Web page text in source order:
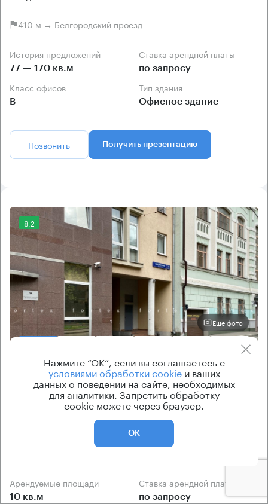
410 м → Белгородский проезд
История предложений
77 — 170 кв.м
Ставка арендной платы
по запросу
Класс офисов
B
Тип здания
Офисное здание
Позвонить Получить презентацию
8.2
Еще фото
Бизнес-центр
Подсосенский 5 с1
Москва, Подсосенский переулок, 5 с1
~8 мин
Арендуемые площади
10 кв.м
Ставка арендной платы
по запросу
Нажмите “ОК”, если вы соглашаетесь с
условиями обработки cookieи ваших
данных о поведении на сайте, необходимых
для аналитики. Запретить обработку
cookie можете через браузер.
ОК